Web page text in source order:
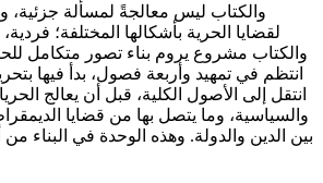
والكتاب ليس معالجةً لمسألة جزئية،
لقضايا الحرية بأشكالها المختلفة؛
والكتاب مشروع يروم بناء تصور متكامل
انتظم في تمهيد وأربعة فصول، بدأ فيها
انتقل إلى الأصول الكلية، قبل أن يعالج
والسياسية، وما يتصل بها من قضايا
بين الدين والدولة. وهذه الوحدة في البناء